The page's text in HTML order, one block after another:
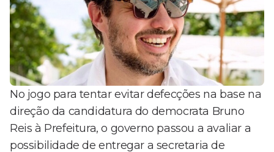
No jogo para tentar evitar defecções na base na
direção da candidatura do democrata Bruno
Reis à Prefeitura, o governo passou a avaliar a
possibilidade de entregar a secretaria de